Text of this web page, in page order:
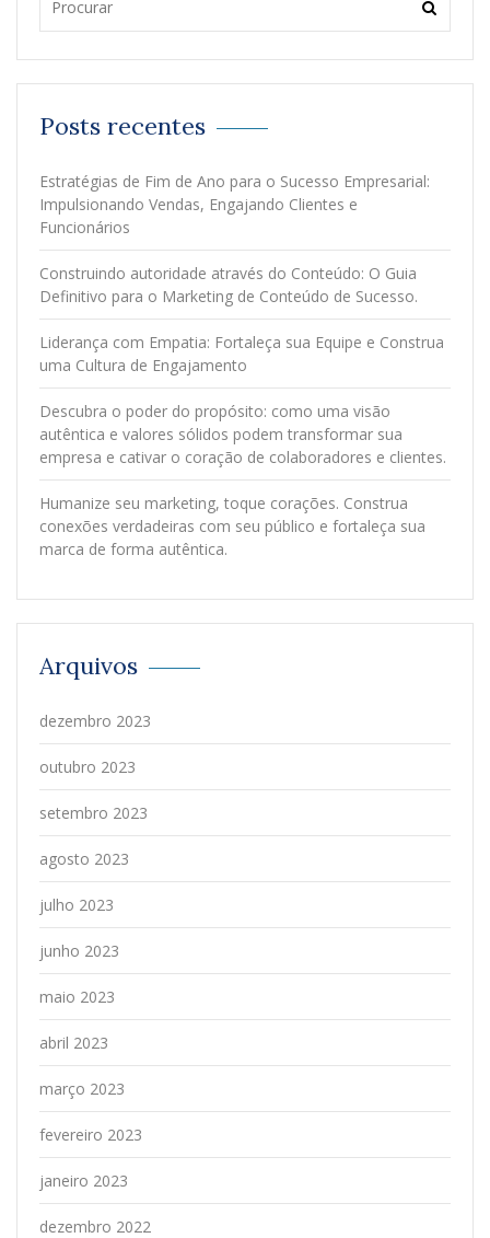
Posts recentes
Estratégias de Fim de Ano para o Sucesso Empresarial:
Impulsionando Vendas, Engajando Clientes e
Funcionários
Construindo autoridade através do Conteúdo: O Guia
Definitivo para o Marketing de Conteúdo de Sucesso.
Liderança com Empatia: Fortaleça sua Equipe e Construa
uma Cultura de Engajamento
Descubra o poder do propósito: como uma visão
autêntica e valores sólidos podem transformar sua
empresa e cativar o coração de colaboradores e clientes.
Humanize seu marketing, toque corações. Construa
conexões verdadeiras com seu público e fortaleça sua
marca de forma autêntica.
Arquivos
dezembro 2023
outubro 2023
setembro 2023
agosto 2023
julho 2023
junho 2023
maio 2023
abril 2023
março 2023
fevereiro 2023
janeiro 2023
dezembro 2022